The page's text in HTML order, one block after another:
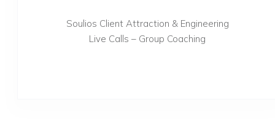
Soulios Client Attraction & Engineering
Live Calls – Group Coaching